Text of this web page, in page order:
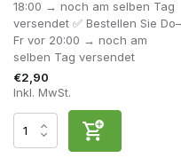
Typ: Pistolenhülle
Tasche für eine
Pistole
Tasche für zwei
18:00 → noch am selben Tag
versendet ✅ Bestellen Sie Do–
Fr vor 20:00 → noch am
selben Tag versendet
€2,90
Inkl. MwSt.